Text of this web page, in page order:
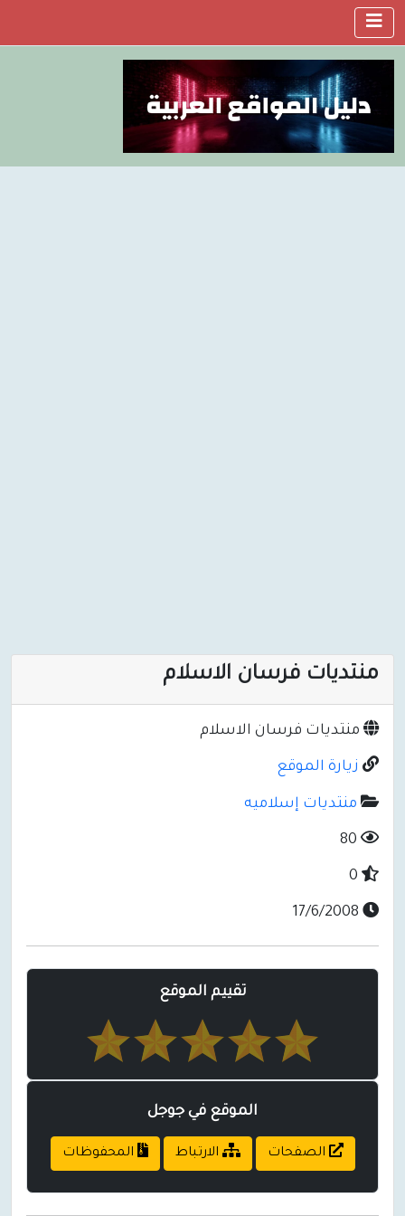
منتديات فرسان الاسلام
منتديات فرسان الاسلام
زيارة الموقع
منتديات إسلاميه
تقييم الموقع
الموقع في جوجل
الصفحات الارتباط المحفوظات